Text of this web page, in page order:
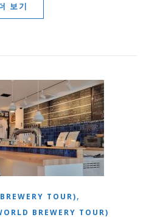
보기
TOUR),
BREWERY TOUR)